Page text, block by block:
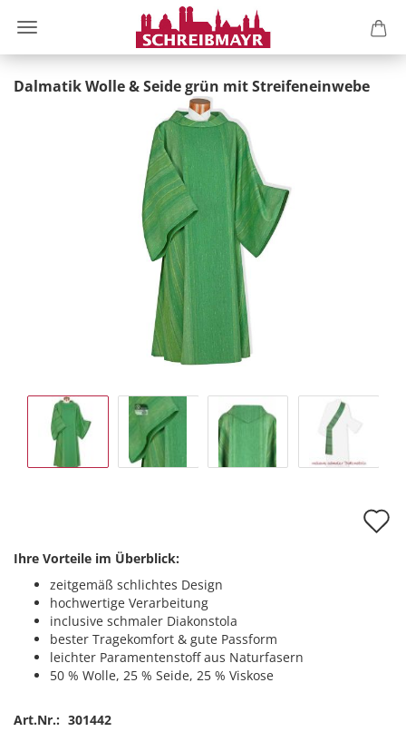
Dalmatik Wolle & Seide grün mit Streifeneinwebe
Ihre Vorteile im Überblick:
zeitgemäß schlichtes Design
hochwertige Verarbeitung
inclusive schmaler Diakonstola
bester Tragekomfort & gute Passform
leichter Paramentenstoff aus Naturfasern
50 % Wolle, 25 % Seide, 25 % Viskose
Art.Nr.: 301442